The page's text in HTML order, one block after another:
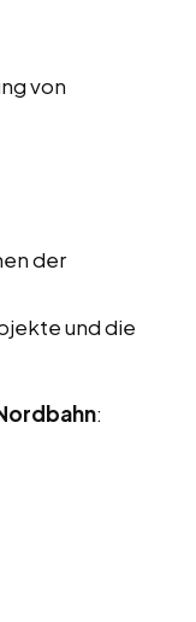
von
der
und die
: